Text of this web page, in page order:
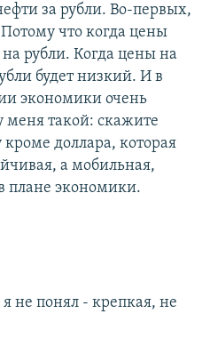
за рубли. Во-первых,
что когда цены
рубли. Когда цены на
будет низкий. И в
экономики очень
меня такой: скажите
доллара, которая
а мобильная,
плане экономики.
я не понял - крепкая, не